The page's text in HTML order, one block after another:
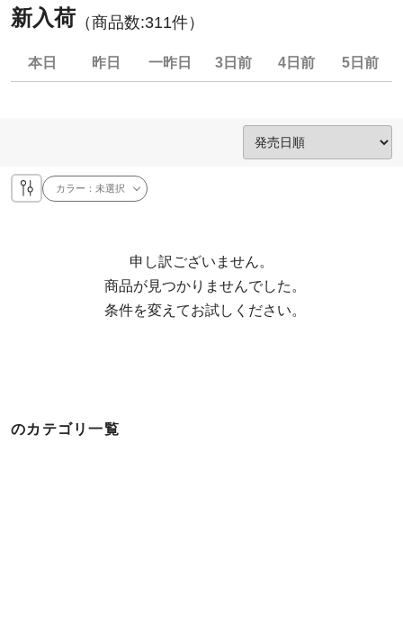
新入荷 （商品数:311件）
本日 昨日 一昨日 3日前 4日前 5日前
カラー：未選択
申し訳ございません。
  条件を変えてお試しください。
のカテゴリ一覧